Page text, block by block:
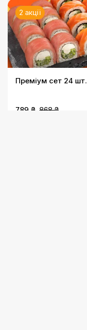
2 акції
Преміум сет 24 шт.
789 ₴ 868 ₴